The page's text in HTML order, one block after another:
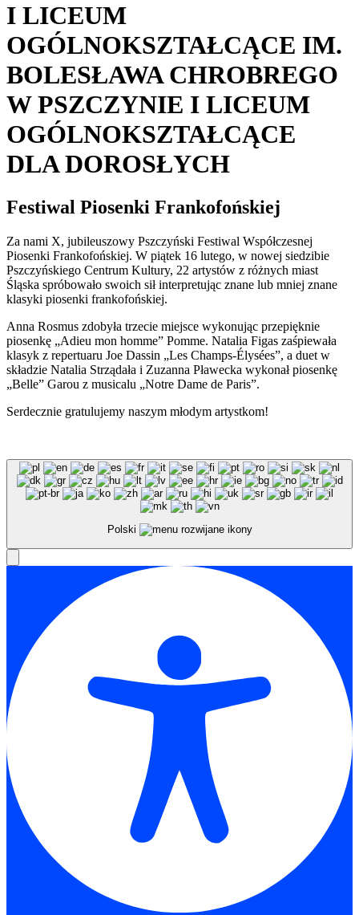
I LICEUM
OGÓLNOKSZTAŁCĄCE IM.
BOLESŁAWA CHROBREGO
W PSZCZYNIE I LICEUM
OGÓLNOKSZTAŁCĄCE
DLA DOROSŁYCH
Festiwal Piosenki Frankofońskiej
Za nami X, jubileuszowy Pszczyński Festiwal Współczesnej
Piosenki Frankofońskiej. W piątek 16 lutego, w nowej siedzibie
Pszczyńskiego Centrum Kultury, 22 artystów z różnych miast
Śląska spróbowało swoich sił interpretując znane lub mniej znane
klasyki piosenki frankofońskiej.
Anna Rosmus zdobyła trzecie miejsce wykonując przepięknie
piosenkę „Adieu mon homme” Pomme. Natalia Figas zaśpiewała
klasyk z repertuaru Joe Dassin „Les Champs-Élysées”, a duet w
składzie Natalia Strządała i Zuzanna Pławecka wykonał piosenkę
„Belle” Garou z musicalu „Notre Dame de Paris”.
Serdecznie gratulujemy naszym młodym artystkom!
Polski